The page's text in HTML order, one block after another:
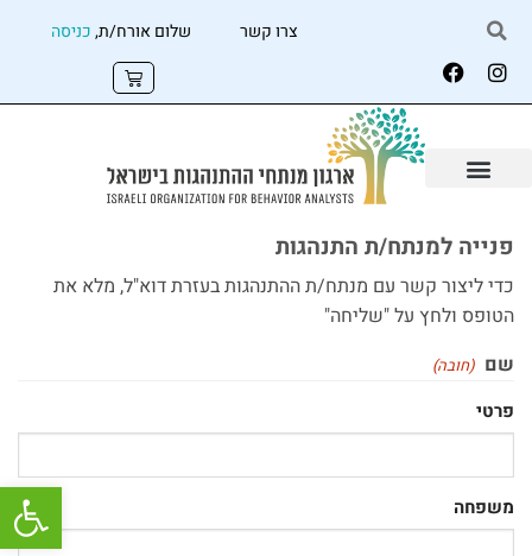
צרו קשר שלום אורח/ת,כניסה
פנייה למנתח/ת התנהגות
כדי ליצור קשר עם מנתח/ת ההתנהגות בעזרת דוא"ל, מלא את
הטופס ולחץ על "שליחה"
שם (חובה)
פרטי
משפחה